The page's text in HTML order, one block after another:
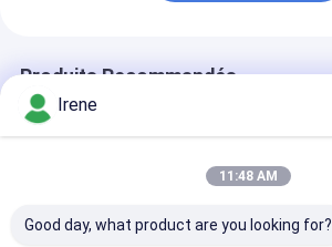
Produits Recommandés
Irene
11:48 AM
Good day, what product are you looking for?